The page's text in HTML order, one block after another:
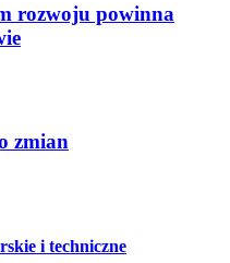
rozwoju powinna
zmian
i techniczne